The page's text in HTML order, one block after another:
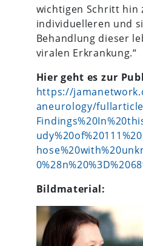
wichtigen Schritt hin
individuelleren und
Behandlung dieser
viralen Erkrankung.“
Hier geht es zur
https://
aneurology/
Bildmaterial: